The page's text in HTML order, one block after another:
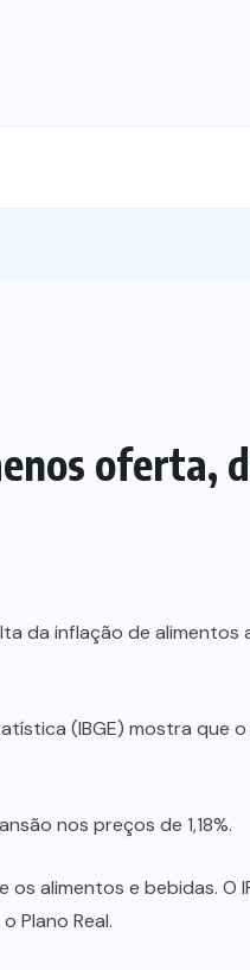
oferta,
da inflação de alimentos
(IBGE) mostra que
nos preços de 1,18%.
os alimentos e bebidas. O
Plano Real.